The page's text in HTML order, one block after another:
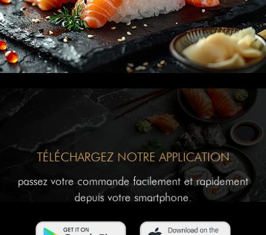
TÉLÉCHARGEZ NOTRE APPLICATION
passez votre commande facilement et rapidement
depuis votre smartphone.